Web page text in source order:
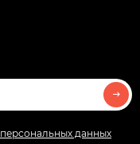
данных